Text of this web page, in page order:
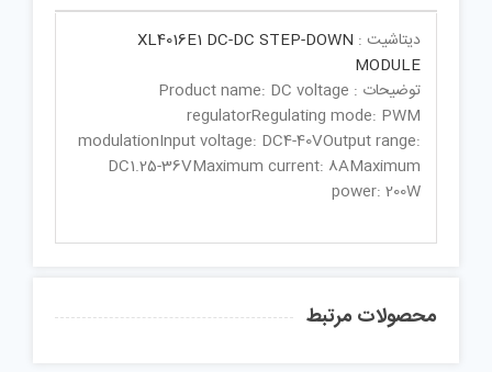
دیتاشیت : XL4016E1 DC-DC STEP-DOWN
MODULE
توضیحات : Product name: DC voltage
regulatorRegulating mode: PWM
modulationInput voltage: DC4-40VOutput range:
DC1.25-36VMaximum current: 8AMaximum
power: 200W
محصولات مرتبط